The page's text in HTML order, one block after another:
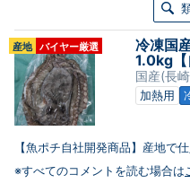
産地 バイヤー厳選
冷凍国
1.0kg【
国産(長
加熱用
【魚ポチ自社開発商品】産地で
※すべてのコメントを読む場合は